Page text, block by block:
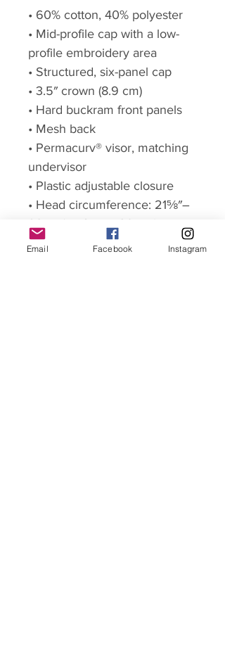
• 60% cotton, 40% polyester
• Mid-profile cap with a low-
profile embroidery area
• Structured, six-panel cap
• 3.5″ crown (8.9 cm)
• Hard buckram front panels
• Mesh back
• Permacurv® visor, matching
undervisor
• Plastic adjustable closure
• Head circumference: 21⅝″–
23⅝″ (54.9 cm–60 cm)
Email Facebook Instagram